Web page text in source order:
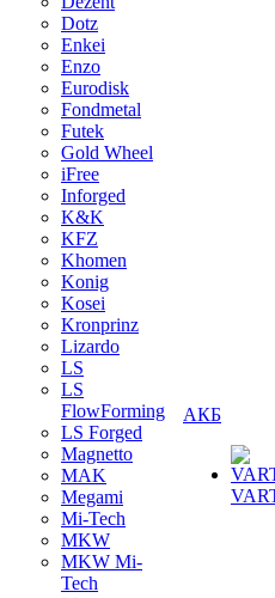
Dotz
Enkei
Enzo
Eurodisk
Fondmetal
Futek
Gold Wheel
iFree
Inforged
K&K
KFZ
Khomen
Konig
Kosei
Kronprinz
Lizardo
LS
LS
FlowForming
LS Forged
Magnetto
MAK
Megami
Mi-Tech
MKW
MKW Mi-
Tech
АКБ